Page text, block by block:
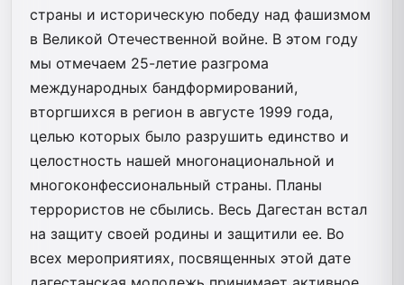
страны и историческую победу над фашизмом
в Великой Отечественной войне. В этом году
мы отмечаем 25-летие разгрома
международных бандформирований,
вторгшихся в регион в августе 1999 года,
целью которых было разрушить единство и
целостность нашей многонациональной и
многоконфессиональный страны. Планы
террористов не сбылись. Весь Дагестан встал
на защиту своей родины и защитили ее. Во
всех мероприятиях, посвященных этой дате